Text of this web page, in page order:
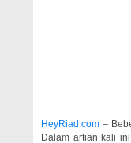
HeyRiad.com –
Dalam artian kali